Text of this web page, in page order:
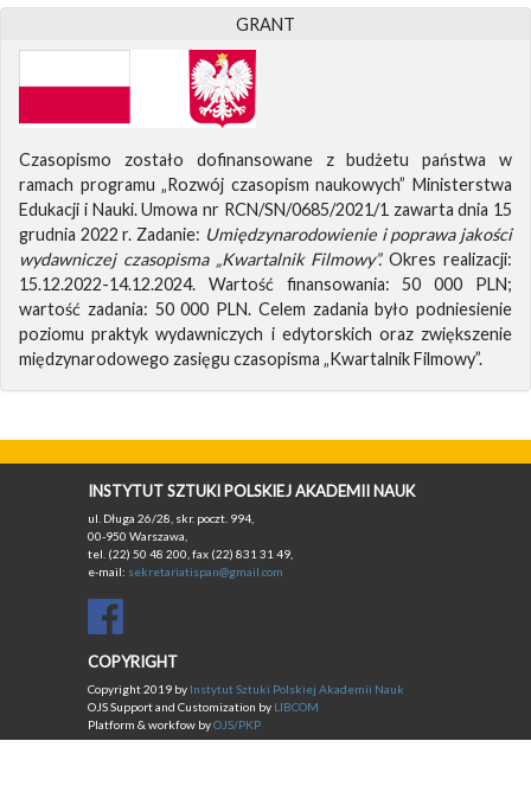
GRANT
Czasopismo zostało dofinansowane z budżetu państwa w
ramach programu „Rozwój czasopism naukowych” Ministerstwa
Edukacji i Nauki. Umowa nr RCN/SN/0685/2021/1 zawarta dnia 15
grudnia 2022 r. Zadanie: Umiędzynarodowienie i poprawa jakości
wydawniczej czasopisma „Kwartalnik Filmowy”.Okres realizacji:
15.12.2022-14.12.2024. Wartość finansowania: 50 000 PLN;
wartość zadania: 50 000 PLN. Celem zadania było podniesienie
poziomu praktyk wydawniczych i edytorskich oraz zwiększenie
międzynarodowego zasięgu czasopisma „Kwartalnik Filmowy”.
INSTYTUT SZTUKI POLSKIEJ AKADEMII NAUK
ul. Długa 26/28, skr. poczt. 994,
00-950 Warszawa,
tel. (22) 50 48 200, fax (22) 831 31 49,
e-mail: sekretariatispan@gmail.com
COPYRIGHT
Copyright 2019 by Instytut Sztuki Polskiej Akademii Nauk
OJS Support and Customization by LIBCOM
Platform & workfow byOJS/PKP